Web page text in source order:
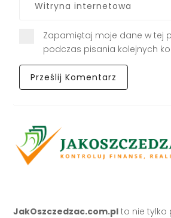
Zapamiętaj moje dane w tej
podczas pisania kolejnych
JakOszczedzac.com.pl to nie tylko